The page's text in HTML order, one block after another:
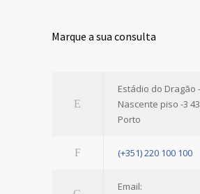
Marque a sua consulta
Estádio do Dragão
Nascente piso -3
Porto
(+351) 220 100 100
Email: